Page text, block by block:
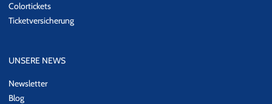
Colortickets
Ticketversicherung
UNSERE NEWS
Newsletter
Blog